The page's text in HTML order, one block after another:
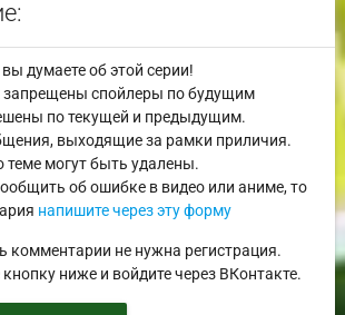
думаете об этой серии!
запрещены спойлеры по будущим
по текущей и предыдущим.
выходящие за рамки приличия.
могут быть удалены.
об ошибке в видео или аниме, то
напишите через эту форму
комментарии не нужна регистрация.
ниже и войдите через ВКонтакте.